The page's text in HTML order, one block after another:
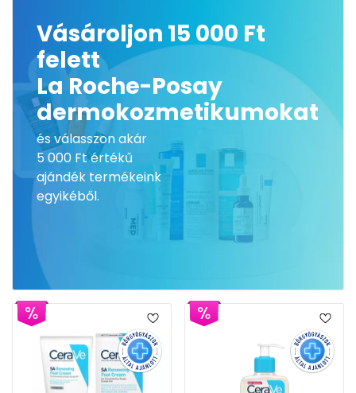
Vásároljon 15 000 Ft
felett
La Roche-Posay
dermokozmetikumokat
és válasszon akár
5 000 Ft értékű
ajándék termékeink
egyikéből.